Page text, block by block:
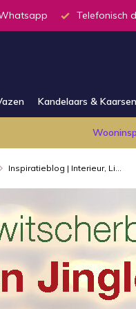
tot 19.00u. Alle
Kandelaars & Kaarsen
Inspiratieblog | Interieur, Li...